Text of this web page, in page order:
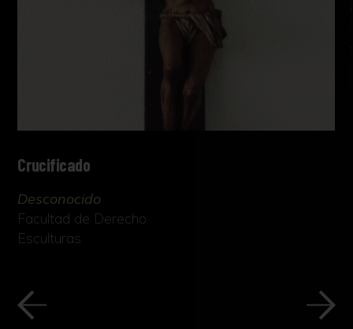
Crucificado
Desconocido
Facultad de Derecho
Esculturas